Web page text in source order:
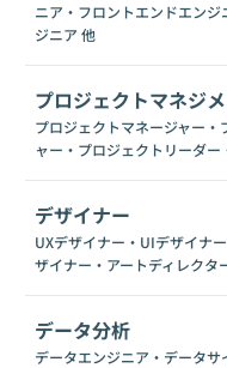
NestJS AngularJS jQuery
ニア・フロントエンドエンジ
ジニア 他
プロジェクトマネジ
プロジェクトマネージャー・
ャー・プロジェクトリーダー
デザイナー
UXデザイナー・UIデザイナ
ザイナー・アートディレクタ
データ分析
データエンジニア・データサ